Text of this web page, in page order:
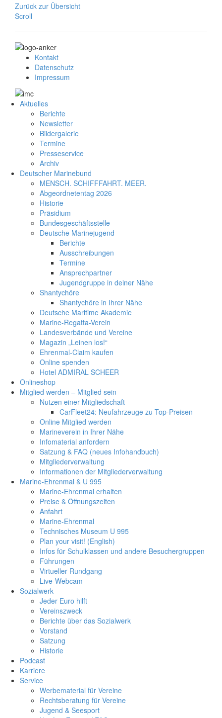
Zurück zur Übersicht
Scroll
Kontakt
Datenschutz
Impressum
Aktuelles
Berichte
Newsletter
Bildergalerie
Termine
Presseservice
Archiv
Deutscher Marinebund
MENSCH. SCHIFFFAHRT. MEER.
Abgeordnetentag 2026
Historie
Präsidium
Bundesgeschäftsstelle
Deutsche Marinejugend
Berichte
Ausschreibungen
Termine
Ansprechpartner
Jugendgruppe in deiner Nähe
Shantychöre
Shantychöre in Ihrer Nähe
Deutsche Maritime Akademie
Marine-Regatta-Verein
Landesverbände und Vereine
Magazin „Leinen los!“
Ehrenmal-Claim kaufen
Online spenden
Hotel ADMIRAL SCHEER
Onlineshop
Mitglied werden – Mitglied sein
Nutzen einer Mitgliedschaft
CarFleet24: Neufahrzeuge zu Top-Preisen
Online Mitglied werden
Marineverein in Ihrer Nähe
Infomaterial anfordern
Satzung & FAQ (neues Infohandbuch)
Mitgliederverwaltung
Informationen der Mitgliederverwaltung
Marine-Ehrenmal & U 995
Marine-Ehrenmal erhalten
Preise & Öffnungszeiten
Anfahrt
Marine-Ehrenmal
Technisches Museum U 995
Plan your visit! (English)
Infos für Schulklassen und andere Besuchergruppen
Führungen
Virtueller Rundgang
Live-Webcam
Sozialwerk
Jeder Euro hilft
Vereinszweck
Berichte über das Sozialwerk
Vorstand
Satzung
Historie
Podcast
Karriere
Service
Werbematerial für Vereine
Rechtsberatung für Vereine
Jugend & Seesport